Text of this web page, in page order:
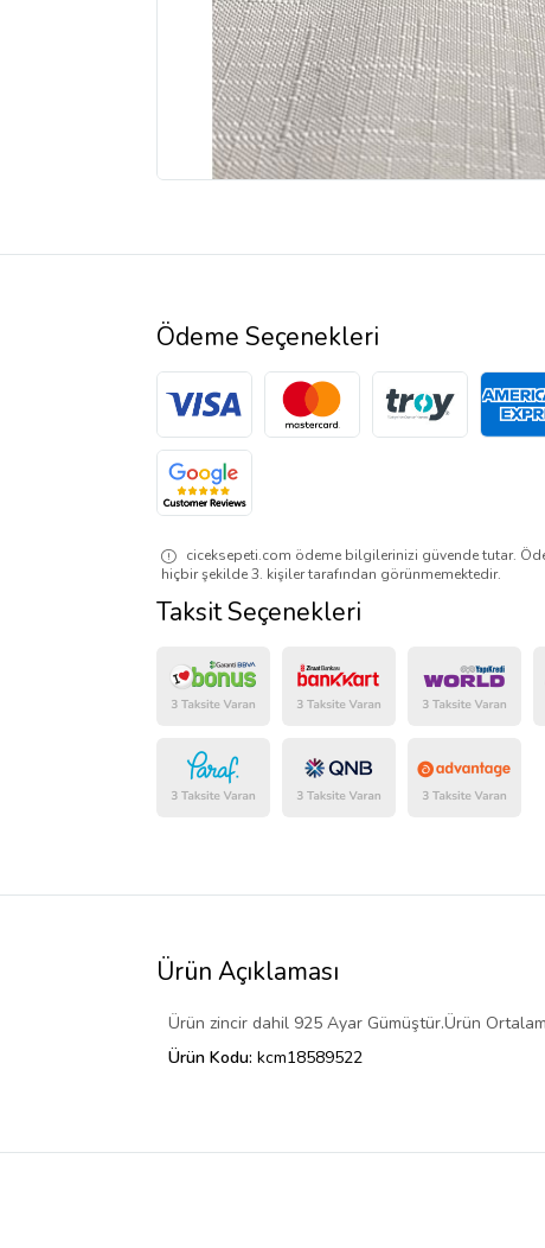
Ödeme Seçenekleri
ciceksepeti.com ödeme bilgilerinizi güvende tutar.
hiçbir şekilde 3. kişiler tarafından görünmemektedir.
Taksit Seçenekleri
Ürün Açıklaması
Ürün zincir dahil 925 Ayar Gümüştür.Ürün
Ürün Kodu: kcm18589522